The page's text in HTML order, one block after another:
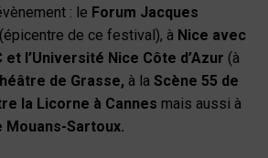
: le Forum Jacques
(épicentre de ce festival), à Nice avec
et l’Université Nice Côte d’Azur (à
de Grasse, à la Scène 55 de
la Licorne à Cannes mais aussi à
Mouans-Sartoux.